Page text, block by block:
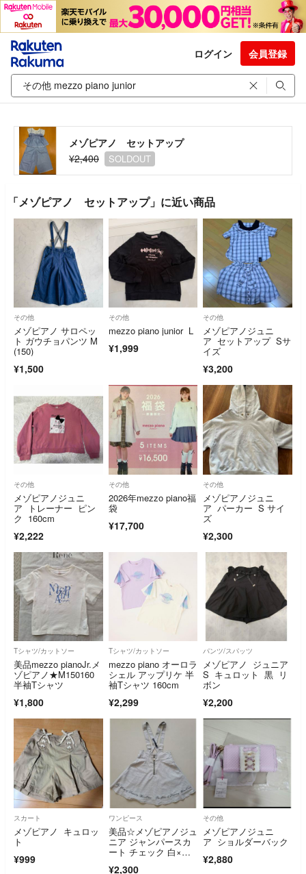
ログイン 会員登録
メゾピアノ セットアップ
¥2,400
SOLDOUT
「メゾピアノ セットアップ」に近い商品
その他
メゾピアノ サロペッ
ト ガウチョパンツ M
(150)
¥1,500
その他
mezzo piano junior L
¥1,999
その他
メゾピアノジュニ
ア セットアップ Sサ
イズ
¥3,200
その他
メゾピアノジュニ
ア トレーナー ピン
ク 160cm
¥2,222
その他
2026年mezzo piano福
袋
¥17,700
その他
メゾピアノジュニ
ア パーカー S サイ
ズ
¥2,300
Tシャツ/カットソー
美品mezzo pianoJr.メ
ゾピアノ★M150160
半袖Tシャツ
¥1,800
Tシャツ/カットソー
mezzo piano オーロラ
シェル アップリケ 半
袖Tシャツ 160cm
¥2,299
パンツ/スパッツ
メゾピアノ ジュニア
S キュロット 黒 リ
ボン
¥2,200
スカート
メゾピアノ キュロッ
ト
¥999
ワンピース
美品☆メゾピアノジュ
ニア ジャンパースカ
ート チェック 白×
¥2,300
その他
メゾピアノジュニ
ア ショルダーバック
¥2,880